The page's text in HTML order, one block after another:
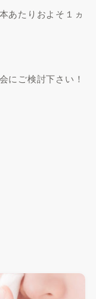
あたりおよそ１ヵ
にご検討下さい！